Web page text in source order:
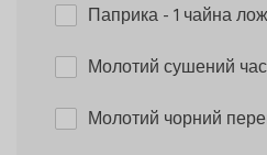
Паприка- 1 чайна
Молотий сушений
Молотий чорний